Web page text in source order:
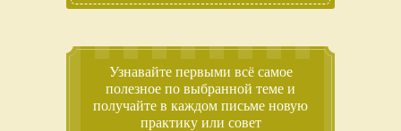
Узнавайте первыми всё самое
полезное по выбранной теме и
получайте в каждом письме новую
практику или совет